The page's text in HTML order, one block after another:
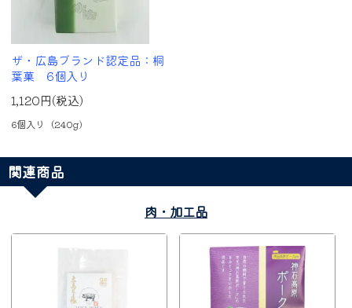
ザ・広島ブランド認定品：桐
葉菓 6個入り
1,120円(税込)
6個入り（240g)
関連商品
肉・加工品